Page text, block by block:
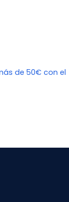
de 50€ con el